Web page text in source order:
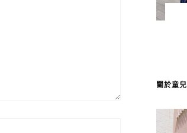
關於童兒